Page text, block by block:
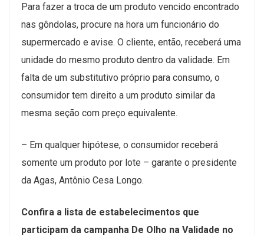
Para fazer a troca de um produto vencido encontrado
nas gôndolas, procure na hora um funcionário do
supermercado e avise. O cliente, então, receberá uma
unidade do mesmo produto dentro da validade. Em
falta de um substitutivo próprio para consumo, o
consumidor tem direito a um produto similar da
mesma seção com preço equivalente.
– Em qualquer hipótese, o consumidor receberá
somente um produto por lote – garante o presidente
da Agas, Antônio Cesa Longo.
Confira a lista de estabelecimentos que
participam da campanha De Olho na Validade no